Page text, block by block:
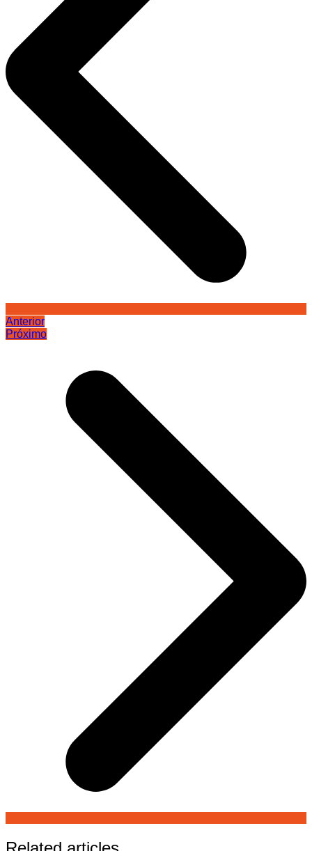
Anterior
Próximo